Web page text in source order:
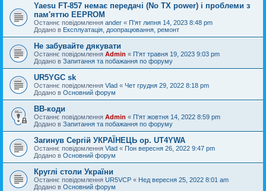
Yaesu FT-857 немає передачі (No TX power) і проблеми з
пам'яттю EEPROM
Останнє повідомлення ander « П'ят липня 14, 2023 8:48 pm
Додано в Експлуатація, доопрацювання, ремонт
Не забувайте дякувати
Останнє повідомлення Admin « П'ят травня 19, 2023 9:03 pm
Додано в Запитання та побажання по форуму
UR5YGC sk
Останнє повідомлення Vlad « Чет грудня 29, 2022 8:18 pm
Додано в Основний форум
BB-коди
Останнє повідомлення Admin « П'ят жовтня 14, 2022 8:59 pm
Додано в Запитання та побажання по форуму
Загинув Сергій УКРАЇНЕЦЬ op. UT4YWA
Останнє повідомлення Vlad « Пон вересня 26, 2022 9:47 pm
Додано в Основний форум
Круглі столи України
Останнє повідомлення UR5VCP « Нед вересня 25, 2022 8:01 am
Додано в Основний форум